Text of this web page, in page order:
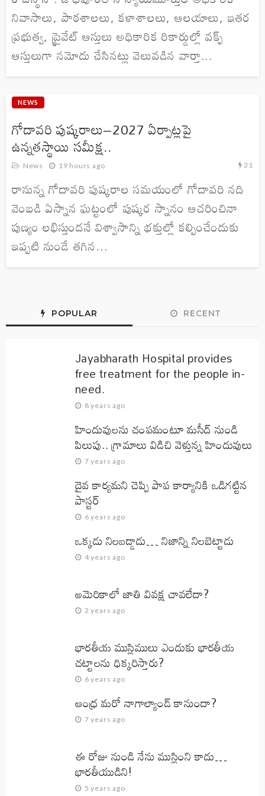
నివాసాలు, పాఠశాలలు, కళాశాలలు, ఆలయాలు, ఇతర
ప్రభుత్వ, ప్రైవేట్ ఆస్తులు అధికారిక రికార్డుల్లో వక్ఫ్
ఆస్తులుగా నమోదు చేసినట్లు వెలువడిన వార్తా...
NEWS
గోదావరి పుష్కరాలు–2027 ఏర్పాట్లపై
ఉన్నతస్థాయి సమీక్ష..
News 19 hours ago 31
రానున్న గోదావరి పుష్కరాల సమయంలో గోదావరి నది
వెంబడి ఏస్నాన ఘట్టంలో పుష్కర స్నానం ఆచరించినా
పుణ్యం లభిస్తుందనే విశ్వాసాన్ని భక్తుల్లో కల్పించేందుకు
ఇప్పటి నుండే తగిన...
POPULAR RECENT
Jayabharath Hospital provides
free treatment for the people in-
need.
8 years ago
హిందువులను చంపమంటూ మసీద్ నుండి
పిలుపు.. గ్రామాలు విడిచి వెళ్తున్న హిందువులు
7 years ago
దైవ కార్యమని చెప్పి పాప కార్యానికి ఒడిగట్టిన
పాస్టర్
6 years ago
ఒక్కడు నిలబడ్డాడు… నిజాన్ని నిలబెట్టాడు
4 years ago
అమెరికాలో జాతి వివక్ష చావలేదా?
2 years ago
భారతీయ ముస్లిములు ఎందుకు భారతీయ
చట్టాలను ధిక్కరిస్తారు?
6 years ago
ఆంధ్ర మరో నాగాల్యాండ్ కానుందా?
7 years ago
ఈ రోజు నుండి నేను ముస్లింని కాదు…
భారతీయుడిని!
5 years ago